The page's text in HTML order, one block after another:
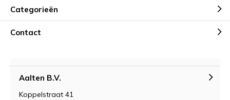
Categorieën
Contact
Aalten B.V.
Koppelstraat 41